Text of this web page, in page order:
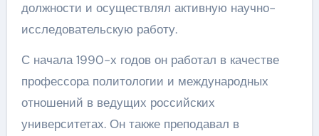
должности и осуществлял активную научно-
исследовательскую работу.
С начала 1990-х годов он работал в качестве
профессора политологии и международных
отношений в ведущих российских
университетах. Он также преподавал в